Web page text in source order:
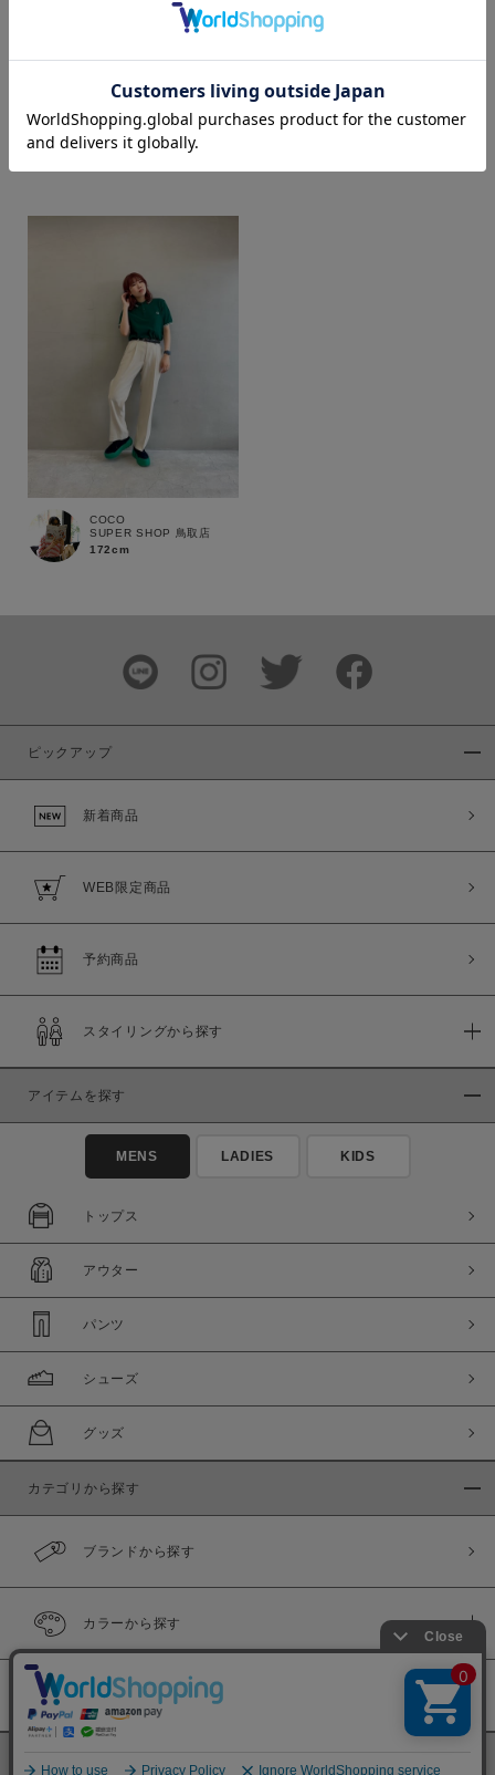
通常商品
セール価格
在庫あり
COCO
SUPER SHOP 鳥取店
COCO
COCO
SUPER SHOP 鳥取店
172cm
ピックアップ
新着商品
WEB限定商品
予約商品
スタイリングから探す
アイテムを探す
MENS LADIES KIDS
トップス
アウター
パンツ
シューズ
グッズ
カテゴリから探す
ブランドから探す
カラーから探す
履き比べ可能商品
©BINGOYA Co,.Ltd.